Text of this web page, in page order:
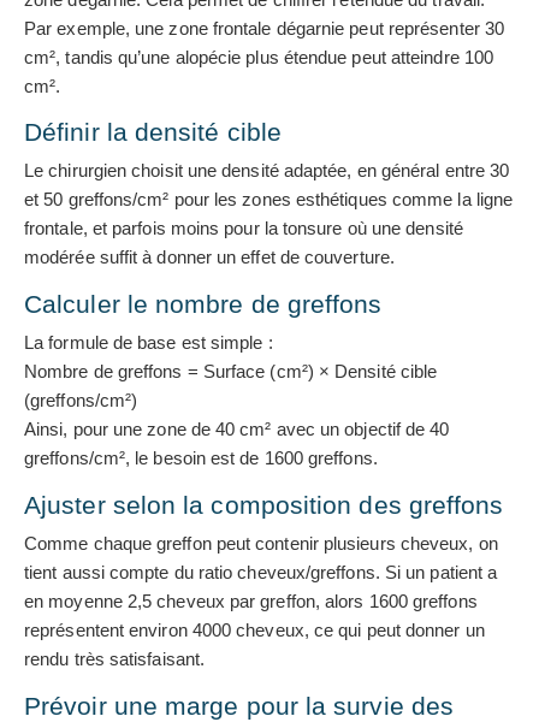
Par exemple, une zone frontale dégarnie peut représenter 30
cm², tandis qu’une alopécie plus étendue peut atteindre 100
cm².
Définir la densité cible
Le chirurgien choisit une densité adaptée, en général entre 30
et 50 greffons/cm² pour les zones esthétiques comme la ligne
frontale, et parfois moins pour la tonsure où une densité
modérée suffit à donner un effet de couverture.
Calculer le nombre de greffons
La formule de base est simple :
Nombre de greffons = Surface (cm²) × Densité cible
(greffons/cm²)
Ainsi, pour une zone de 40 cm² avec un objectif de 40
greffons/cm², le besoin est de 1600 greffons.
Ajuster selon la composition des greffons
Comme chaque greffon peut contenir plusieurs cheveux, on
tient aussi compte du ratio cheveux/greffons. Si un patient a
en moyenne 2,5 cheveux par greffon, alors 1600 greffons
représentent environ 4000 cheveux, ce qui peut donner un
rendu très satisfaisant.
Prévoir une marge pour la survie des